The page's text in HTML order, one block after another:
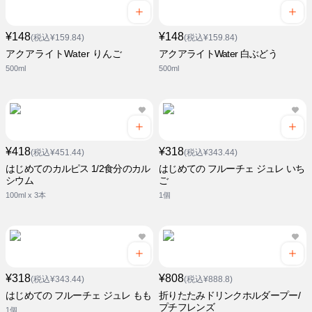
¥148(税込¥159.84)
アクアライトWater りんご
500ml
¥148(税込¥159.84)
アクアライトWater 白ぶどう
500ml
¥418(税込¥451.44)
はじめてのカルピス 1/2食分のカル
シウム
100ml x 3本
¥318(税込¥343.44)
はじめての フルーチェ ジュレ いち
ご
1個
¥318(税込¥343.44)
はじめての フルーチェ ジュレ もも
1個
¥808(税込¥888.8)
折りたたみドリンクホルダープー/
プチフレンズ